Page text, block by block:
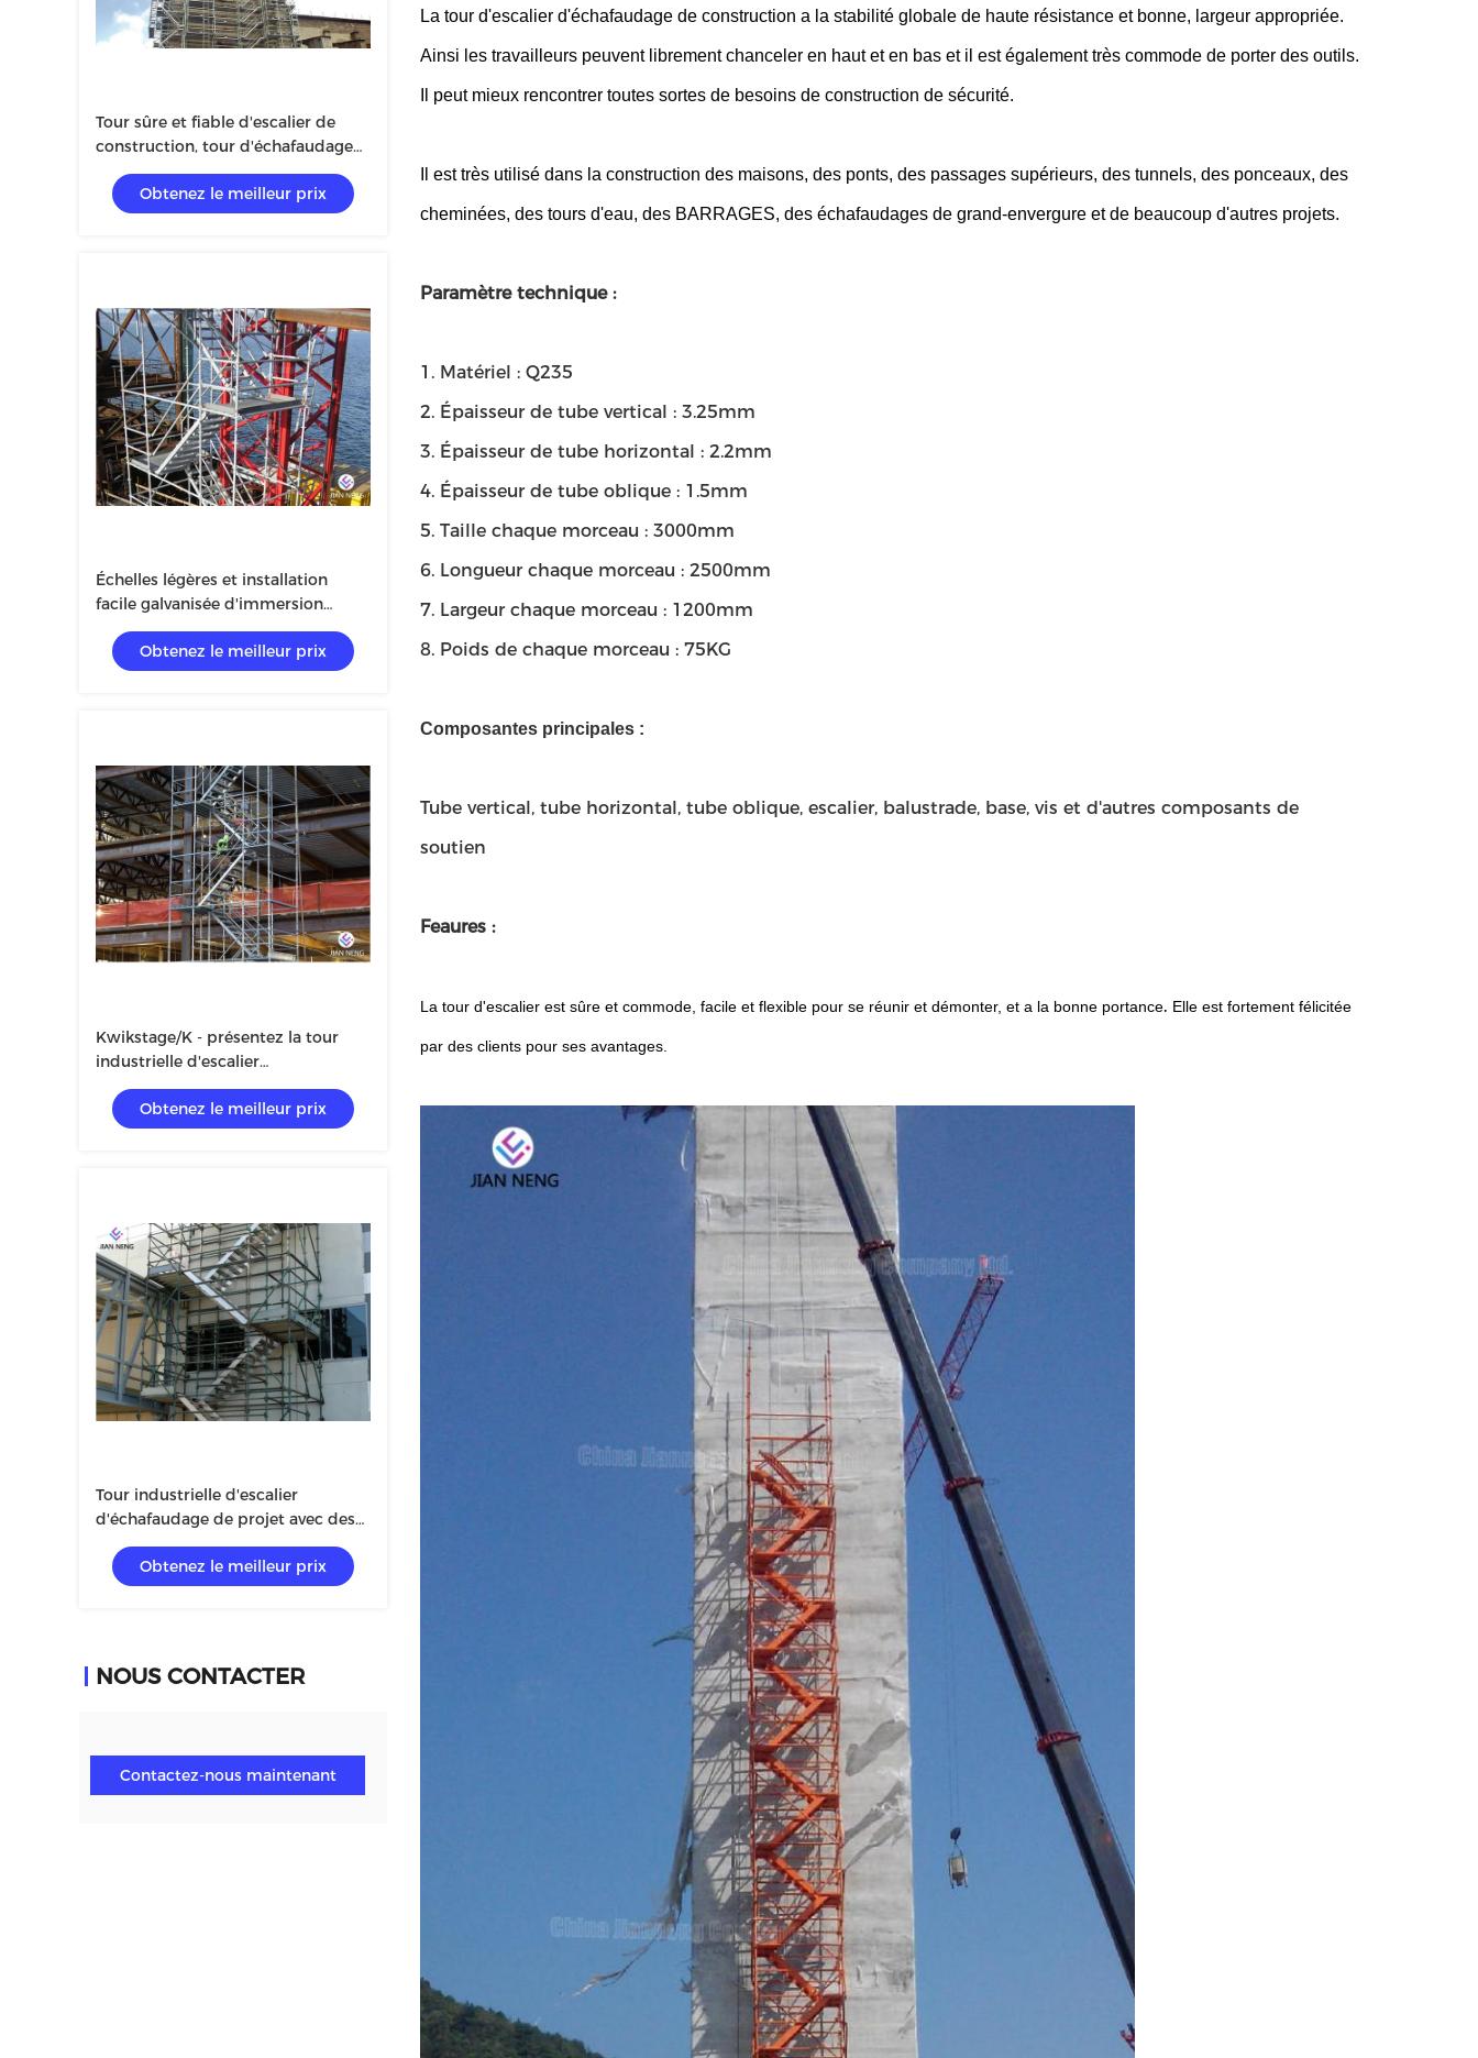
Tour sûre et fiable d'escalier de
construction, tour d'échafaudage
verticale de bâtiment
Obtenez le meilleur prix
Échelles légères et installation
facile galvanisée d'immersion
chaude de tours d'échafaudage
Obtenez le meilleur prix
Kwikstage/K - présentez la tour
industrielle d'escalier
d'échafaudage 2.5m *1.2m avec la
balustradeObtenez le meilleur prix
Tour industrielle d'escalier
d'échafaudage de projet avec des
joints de prise et de broche
Obtenez le meilleur prix
NOUS CONTACTER
Contactez-nous maintenant
La tour d'escalier d'échafaudage de construction a la stabilité globale de haute résistance et bonne, largeur appropriée.
Ainsi les travailleurs peuvent librement chanceler en haut et en bas et il est également très commode de porter des outils.
Il peut mieux rencontrer toutes sortes de besoins de construction de sécurité.
Il est très utilisé dans la construction des maisons, des ponts, des passages supérieurs, des tunnels, des ponceaux, des
cheminées, des tours d'eau, des BARRAGES, des échafaudages de grand-envergure et de beaucoup d'autres projets.
Paramètre technique :
1. Matériel : Q235
2. Épaisseur de tube vertical : 3.25mm
3. Épaisseur de tube horizontal : 2.2mm
4. Épaisseur de tube oblique : 1.5mm
5. Taille chaque morceau : 3000mm
6. Longueur chaque morceau : 2500mm
7. Largeur chaque morceau : 1200mm
8. Poids de chaque morceau : 75KG
Composantes principales :
Tube vertical, tube horizontal, tube oblique, escalier, balustrade, base, vis et d'autres composants de
soutien
Feaures :
La tour d'escalier est sûre et commode, facile et flexible pour se réunir et démonter, et a la bonne portance. Elle est fortement félicitée
par des clients pour ses avantages.